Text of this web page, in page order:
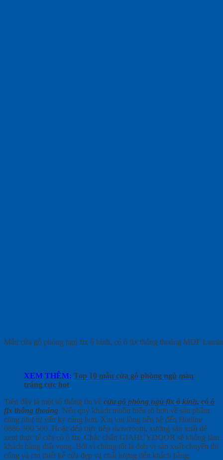
Mẫu cửa gỗ phòng ngủ fix ô kính, có ô fix thông thoáng MDF
XEM THÊM: Top 10 mẫu cửa gỗ phòng ngủ màu
trắng cực hot
Trên đây là một số thông tin về cửa gỗ phòng ngủ fix ô kính, có ô
fix thông thoáng. Nếu quý khách muốn hiểu rõ hơn về sản phẩm
cũng như tư vấn kỹ càng hơn. Xin vui lòng liên hệ đến Hotline
0886 500 500. Hoặc đến trực tiếp showroom, xưởng sản xuất để
xem thực tế cửa có ô fix. Chắc chắn GIAHUYDOOR sẽ không làm
khách hàng thất vọng. Bởi vì chúng tôi là đơn vị sản xuất chuyên thi
công và chỉ thiết kế cửa đẹp và chất lượng đến khách hàng.